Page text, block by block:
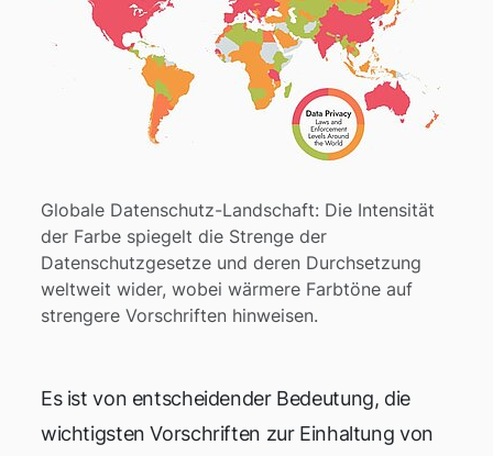
Globale Datenschutz-Landschaft: Die Intensität
der Farbe spiegelt die Strenge der
Datenschutzgesetze und deren Durchsetzung
weltweit wider, wobei wärmere Farbtöne auf
strengere Vorschriften hinweisen.
Es ist von entscheidender Bedeutung, die
wichtigsten Vorschriften zur Einhaltung von